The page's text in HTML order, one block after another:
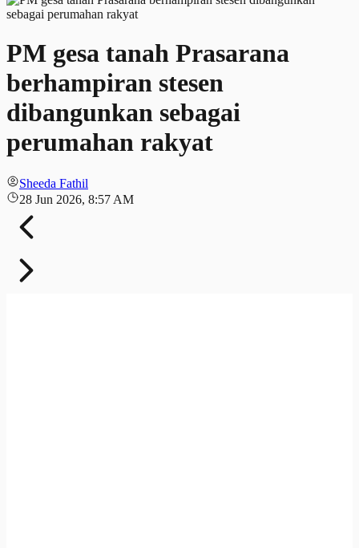
PM gesa tanah Prasarana
berhampiran stesen
dibangunkan sebagai
perumahan rakyat
Sheeda Fathil
28 Jun 2026, 8:57 AM